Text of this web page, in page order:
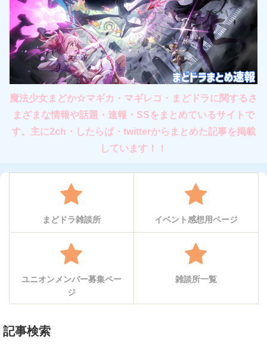
魔法少女まどか☆マギカ・マギレコ・まどドラに関するさ
まざまな情報や話題・速報・SSをまとめているサイトで
す。主に2ch・したらば・twitterからまとめた記事を掲載
しています！！
まどドラ雑談所 イベント感想用ページ
ユニオンメンバー募集ペー
ジ
雑談所一覧
記事検索